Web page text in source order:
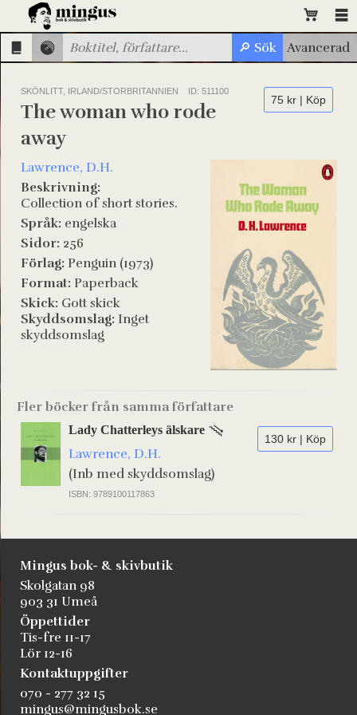
SKÖNLITT, IRLAND/STORBRITANNIEN ID: 511100
75 kr | Köp
The woman who rode
away
Lawrence, D.H.
Beskrivning:
Collection of short stories.
Språk: engelska
Sidor: 256
Förlag: Penguin (1973)
Format: Paperback
Skick: Gott skick
Skyddsomslag: Inget
skyddsomslag
Fler böcker från samma författare
130 kr | Köp
Lady Chatterleys älskare
Lawrence, D.H.
(Inb med skyddsomslag)
ISBN: 9789100117863
Mingus bok- & skivbutik
Skolgatan 98
903 31 Umeå
Öppettider
Tis-fre 11-17
Lör 12-16
Kontaktuppgifter
070 - 277 32 15
mingus@mingusbok.se